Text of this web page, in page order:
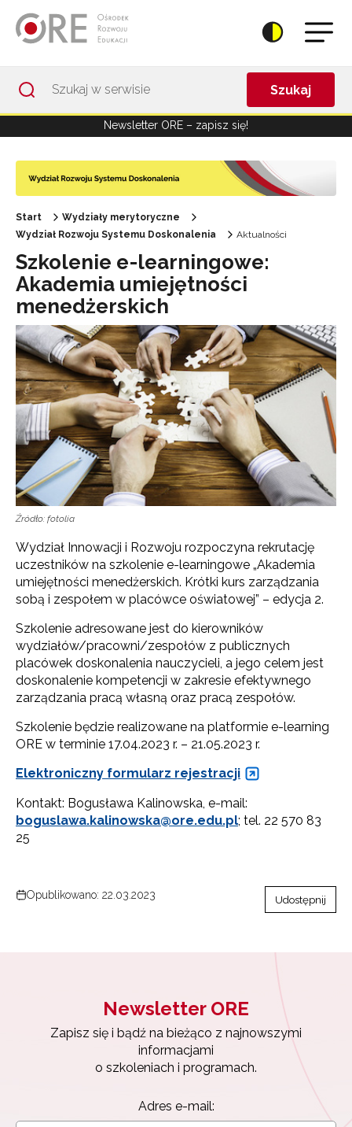
Szukaj
Newsletter ORE – zapisz się!
Start
Wydziały merytoryczne
Wydział Rozwoju Systemu Doskonalenia
Aktualności
Szkolenie e-learningowe:
Akademia umiejętności
menedżerskich
Źródło: fotolia
Wydział Innowacji i Rozwoju rozpoczyna rekrutację
uczestników na szkolenie e-learningowe „Akademia
umiejętności menedżerskich. Krótki kurs zarządzania
sobą i zespołem w placówce oświatowej” – edycja 2.
Szkolenie adresowane jest do kierowników
wydziałów/pracowni/zespołów z publicznych
placówek doskonalenia nauczycieli, a jego celem jest
doskonalenie kompetencji w zakresie efektywnego
zarządzania pracą własną oraz pracą zespołów.
Szkolenie będzie realizowane na platformie e-learning
ORE w terminie 17.04.2023 r. – 21.05.2023 r.
Elektroniczny formularz rejestracji
Kontakt: Bogusława Kalinowska, e-mail:
boguslawa.kalinowska@ore.edu.pl; tel. 22 570 83
25
Opublikowano: 22.03.2023 Udostępnij
Newsletter ORE
Zapisz się i bądź na bieżąco z najnowszymi
informacjami
o szkoleniach i programach.
Adres e-mail: